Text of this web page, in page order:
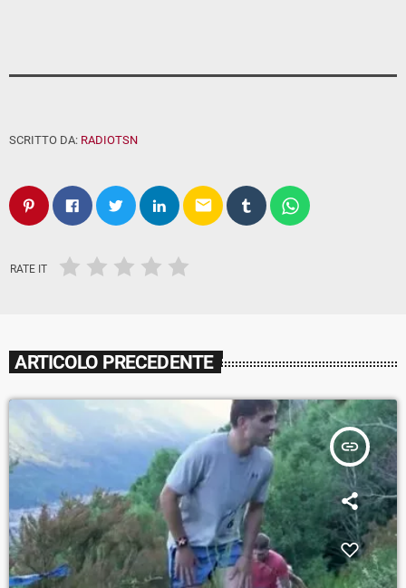
SCRITTO DA: RADIOTSN
email
RATE IT
ARTICOLO PRECEDENTE
insert_link